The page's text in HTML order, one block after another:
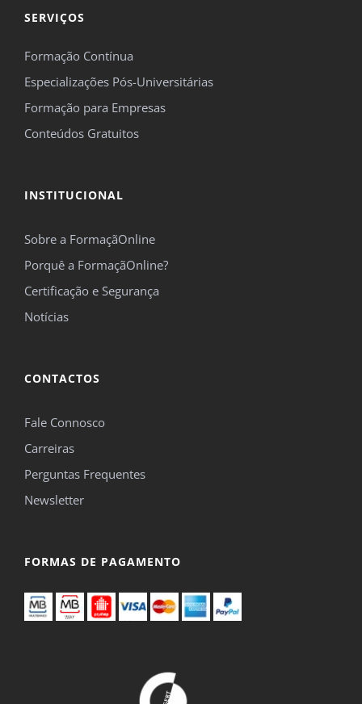
SERVIÇOS
Formação Contínua
Especializações Pós-Universitárias
Formação para Empresas
Conteúdos Gratuitos
INSTITUCIONAL
Sobre a FormaçãOnline
Porquê a FormaçãOnline?
Certificação e Segurança
Notícias
CONTACTOS
Fale Connosco
Carreiras
Perguntas Frequentes
Newsletter
FORMAS DE PAGAMENTO